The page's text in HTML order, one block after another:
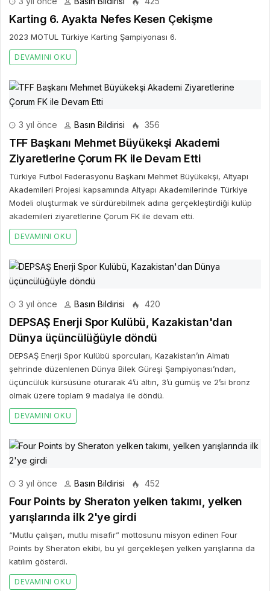
Karting 6. Ayakta Nefes Kesen Çekişme
2023 MOTUL Türkiye Karting Şampiyonası 6.
DEVAMINI OKU
3 yıl önce Basın Bildirisi 356
TFF Başkanı Mehmet Büyükekşi Akademi
Ziyaretlerine Çorum FK ile Devam Etti
Türkiye Futbol Federasyonu Başkanı Mehmet Büyükekşi, Altyapı
Akademileri Projesi kapsamında Altyapı Akademilerinde Türkiye
Modeli oluşturmak ve sürdürebilmek adına gerçekleştirdiği kulüp
akademileri ziyaretlerine Çorum FK ile devam etti.
DEVAMINI OKU
3 yıl önce Basın Bildirisi 420
DEPSAŞ Enerji Spor Kulübü, Kazakistan'dan
Dünya üçüncülüğüyle döndü
DEPSAŞ Enerji Spor Kulübü sporcuları, Kazakistan’ın Almatı
şehrinde düzenlenen Dünya Bilek Güreşi Şampiyonası’ndan,
üçüncülük kürsüsüne oturarak 4’ü altın, 3’ü gümüş ve 2’si bronz
olmak üzere toplam 9 madalya ile döndü.
DEVAMINI OKU
3 yıl önce Basın Bildirisi 452
Four Points by Sheraton yelken takımı, yelken
yarışlarında ilk 2'ye girdi
“Mutlu çalışan, mutlu misafir” mottosunu misyon edinen Four
Points by Sheraton ekibi, bu yıl gerçekleşen yelken yarışlarına da
katılım gösterdi.
DEVAMINI OKU